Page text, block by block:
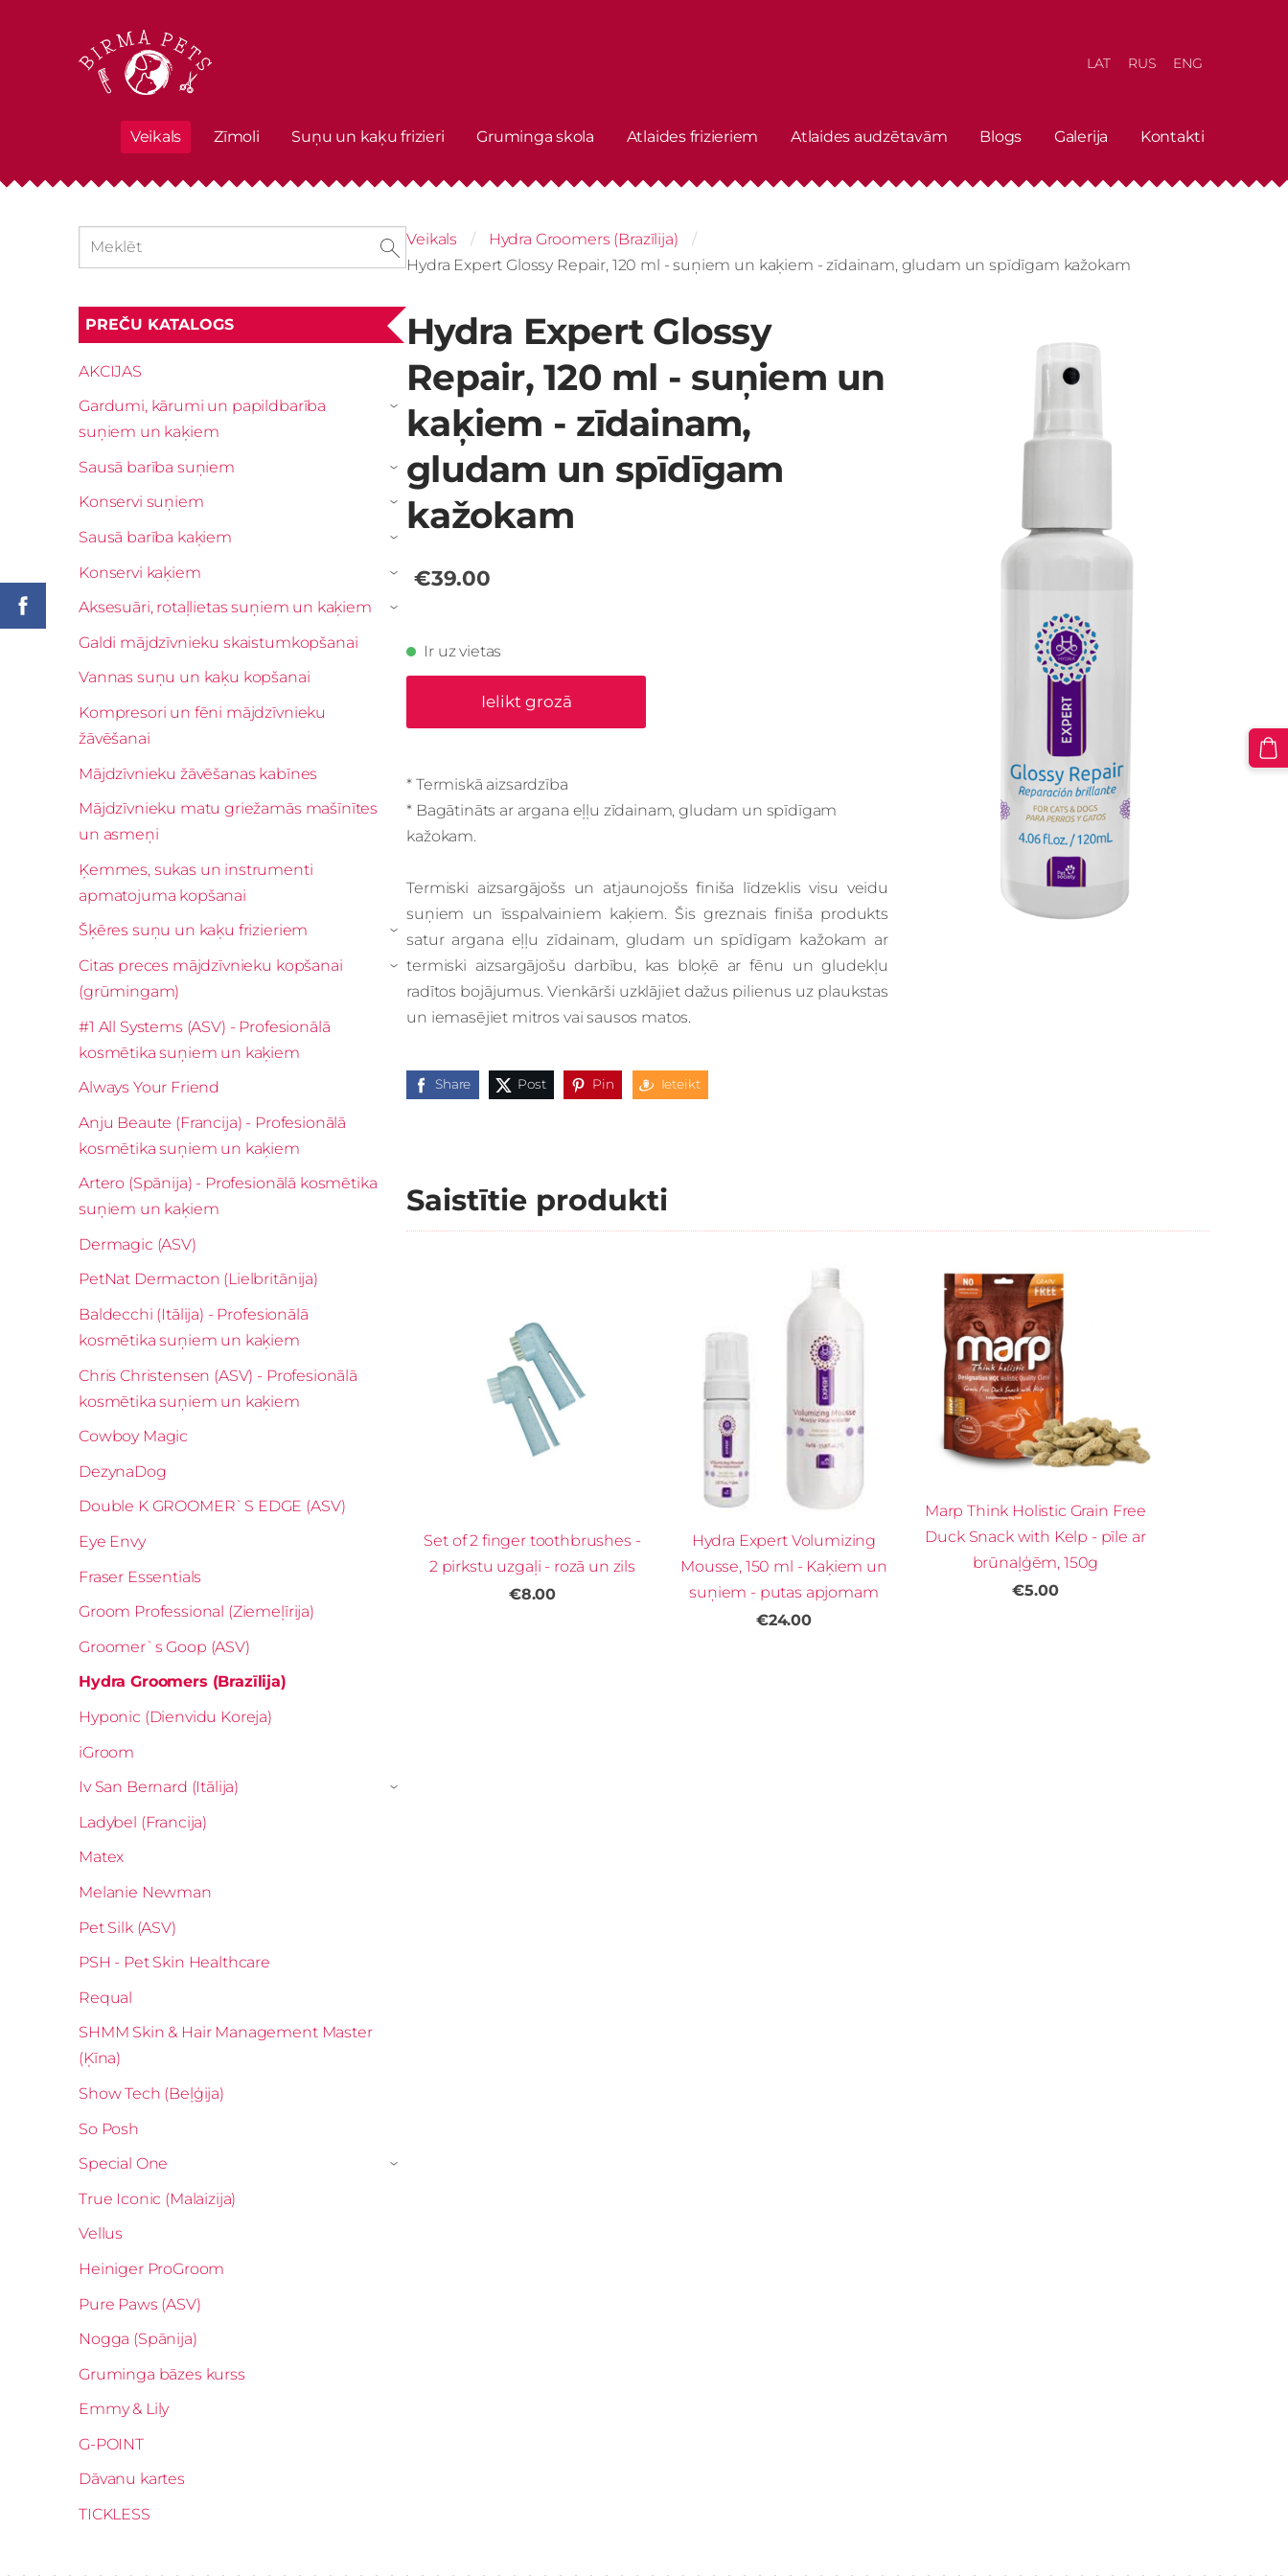
Veikals Zīmoli Suņu un kaķu frizieri Gruminga skola Atlaides frizieriem Atlaides audzētavām Blogs Galerija Kontakti
LAT RUS ENG
PREČU KATALOGS
AKCIJAS
Gardumi, kārumi un papildbarība
suņiem un kaķiem
›
Sausā barība suņiem ›
Konservi suņiem ›
Sausā barība kaķiem ›
Konservi kaķiem ›
Aksesuāri, rotaļlietas suņiem un kaķiem ›
Galdi mājdzīvnieku skaistumkopšanai
Vannas suņu un kaķu kopšanai
Kompresori un fēni mājdzīvnieku
žāvēšanai
Mājdzīvnieku žāvēšanas kabīnes
Mājdzīvnieku matu griežamās mašīnītes
un asmeņi
Ķemmes, sukas un instrumenti
apmatojuma kopšanai
Šķēres suņu un kaķu frizieriem
›
Citas preces mājdzīvnieku kopšanai
(grūmingam)
›
#1 All Systems (ASV) - Profesionālā
kosmētika suņiem un kaķiem
Always Your Friend
Anju Beaute (Francija) - Profesionālā
kosmētika suņiem un kaķiem
Artero (Spānija) - Profesionālā kosmētika
suņiem un kaķiem
Dermagic (ASV)
PetNat Dermacton (Lielbritānija)
Baldecchi (Itālija) - Profesionālā
kosmētika suņiem un kaķiem
Chris Christensen (ASV) - Profesionālā
kosmētika suņiem un kaķiem
Cowboy Magic
DezynaDog
Double K GROOMER`S EDGE (ASV)
Eye Envy
Fraser Essentials
Groom Professional (Ziemeļīrija)
Groomer`s Goop (ASV)
Hydra Groomers (Brazīlija)
Hyponic (Dienvidu Koreja)
iGroom
Iv San Bernard (Itālija)
›
Ladybel (Francija)
Matex
Melanie Newman
Pet Silk (ASV)
PSH - Pet Skin Healthcare
Requal
SHMM Skin & Hair Management Master
(Ķīna)
Show Tech (Beļģija)
So Posh
Special One
›
True Iconic (Malaizija)
Vellus
Heiniger ProGroom
Pure Paws (ASV)
Nogga (Spānija)
Gruminga bāzes kurss
Emmy & Lily
G-POINT
Dāvanu kartes
TICKLESS
Veikals
Hydra Groomers (Brazīlija)
Hydra Expert Glossy Repair, 120 ml - suņiem un kaķiem - zīdainam, gludam un spīdīgam kažokam
Hydra Expert Glossy
Repair, 120 ml - suņiem un
kaķiem - zīdainam,
gludam un spīdīgam
kažokam
€39.00
Ir uz vietas
Ielikt grozā
* Termiskā aizsardzība
* Bagātināts ar argana eļļu zīdainam, gludam un spīdīgam
kažokam.
Termiski aizsargājošs un atjaunojošs finiša līdzeklis visu veidu
suņiem un īsspalvainiem kaķiem. Šis greznais finiša produkts
satur argana eļļu zīdainam, gludam un spīdīgam kažokam ar
termiski aizsargājošu darbību, kas bloķē ar fēnu un gludekļu
radītos bojājumus. Vienkārši uzklājiet dažus pilienus uz plaukstas
un iemasējiet mitros vai sausos matos.
Share Post Pin Ieteikt
Saistītie produkti
Set of 2 finger toothbrushes -
2 pirkstu uzgaļi - rozā un zils
€8.00
Hydra Expert Volumizing
Mousse, 150 ml - Kaķiem un
suņiem - putas apjomam
€24.00
Marp Think Holistic Grain Free
Duck Snack with Kelp - pīle ar
brūnaļģēm, 150g
€5.00